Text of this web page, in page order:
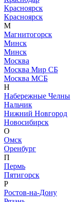
Красноярск
Красноярск
М
Магнитогорск
Минск
Минск
Москва
Москва Мир СБ
Москва МСБ
Н
Набережные Челны
Нальчик
Нижний Новгород
Новосибирск
О
Омск
Оренбург
П
Пермь
Пятигорск
Р
Ростов-на-Дону